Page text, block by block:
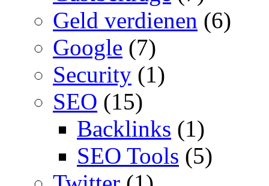
Geld verdienen (6)
Google (7)
Security (1)
SEO (15)
Backlinks (1)
SEO Tools (5)